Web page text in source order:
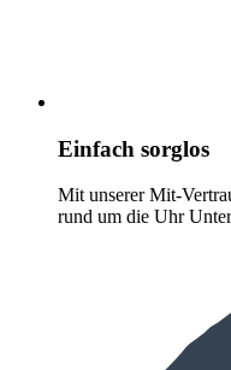
Einfach sorglos
Mit unserer Mit-
rund um die Uhr